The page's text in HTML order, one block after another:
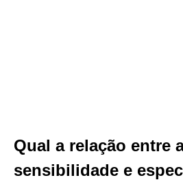
Qual a relação entre
sensibilidade e